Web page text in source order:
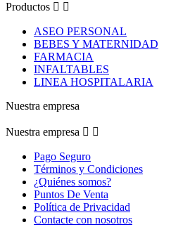
Productos  
ASEO PERSONAL
BEBES Y MATERNIDAD
FARMACIA
INFALTABLES
LINEA HOSPITALARIA
Nuestra empresa
Nuestra empresa  
Pago Seguro
Términos y Condiciones
¿Quiénes somos?
Puntos De Venta
Política de Privacidad
Contacte con nosotros